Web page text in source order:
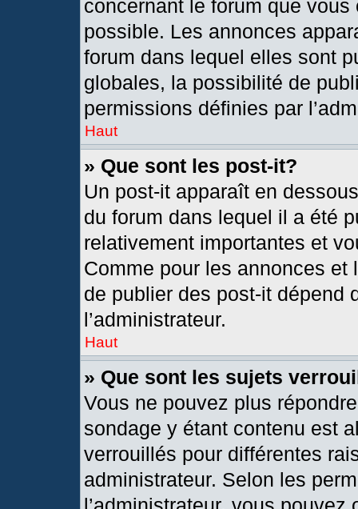
concernant le forum que
possible. Les annonces
forum dans lequel elles sont
globales, la possibilité de
permissions définies par
Haut
» Que sont les post-it?
Un post-it apparaît en
du forum dans lequel il a été
relativement importantes et
Comme pour les annonces
de publier des post-it dépend
l’administrateur.
Haut
» Que sont les sujets
Vous ne pouvez plus
sondage y étant contenu est
verrouillés pour différentes
administrateur. Selon les